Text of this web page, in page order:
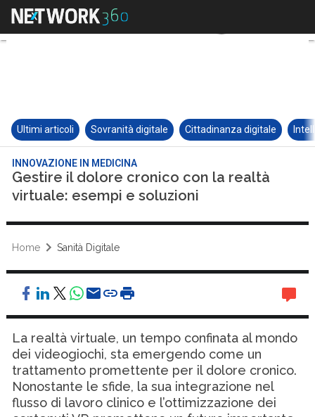
Ultimi articoli Sovranità digitale Cittadinanza digitale
INNOVAZIONE IN MEDICINA
Gestire il dolore cronico con la realtà
virtuale: esempi e soluzioni
Home Sanità Digitale
La realtà virtuale, un tempo confinata al mondo
dei videogiochi, sta emergendo come un
trattamento promettente per il dolore cronico.
Nonostante le sfide, la sua integrazione nel
flusso di lavoro clinico e l’ottimizzazione dei